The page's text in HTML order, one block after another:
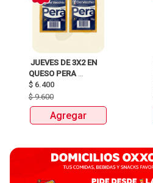
JUEVES DE 3X2 EN
QUESO PERA
$ 6.400
$9.600
Agregar